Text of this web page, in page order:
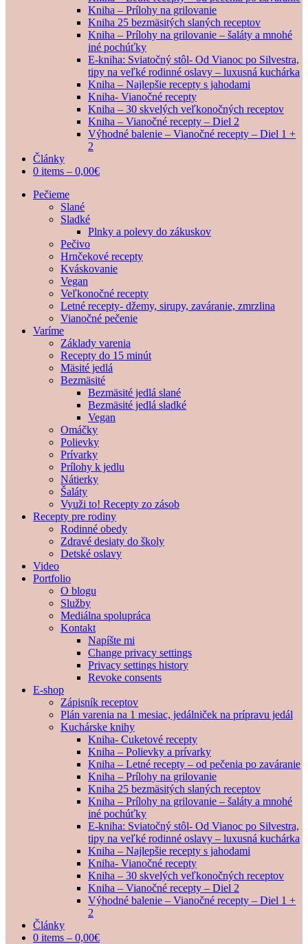
Kniha – Prílohy na grilovanie
Kniha 25 bezmäsitých slaných receptov
Kniha – Prílohy na grilovanie – šaláty a mnohé
iné pochúťky
E-kniha: Sviatočný stôl- Od Vianoc po Silvestra,
tipy na veľké rodinné oslavy – luxusná kuchárka
Kniha – Najlepšie recepty s jahodami
Kniha- Vianočné recepty
Kniha – 30 skvelých veľkonočných receptov
Kniha – Vianočné recepty – Diel 2
Výhodné balenie – Vianočné recepty – Diel 1 +
2
Články
0 items – 0,00€
Pečieme
Slané
Sladké
Plnky a polevy do zákuskov
Pečivo
Hrnčekové recepty
Kváskovanie
Vegan
Veľkonočné recepty
Letné recepty- džemy, sirupy, zaváranie, zmrzlina
Vianočné pečenie
Varíme
Základy varenia
Recepty do 15 minút
Mäsité jedlá
Bezmäsité
Bezmäsité jedlá slané
Bezmäsité jedlá sladké
Vegan
Omáčky
Polievky
Prívarky
Prílohy k jedlu
Nátierky
Šaláty
Využi to! Recepty zo zásob
Recepty pre rodiny
Rodinné obedy
Zdravé desiaty do školy
Detské oslavy
Video
Portfolio
O blogu
Služby
Mediálna spolupráca
Kontakt
Napíšte mi
Change privacy settings
Privacy settings history
Revoke consents
E-shop
Zápisník receptov
Plán varenia na 1 mesiac, jedálniček na prípravu jedál
Kuchárske knihy
Kniha- Cuketové recepty
Kniha – Polievky a prívarky
Kniha – Letné recepty – od pečenia po zaváranie
Kniha – Prílohy na grilovanie
Kniha 25 bezmäsitých slaných receptov
Kniha – Prílohy na grilovanie – šaláty a mnohé
iné pochúťky
E-kniha: Sviatočný stôl- Od Vianoc po Silvestra,
tipy na veľké rodinné oslavy – luxusná kuchárka
Kniha – Najlepšie recepty s jahodami
Kniha- Vianočné recepty
Kniha – 30 skvelých veľkonočných receptov
Kniha – Vianočné recepty – Diel 2
Výhodné balenie – Vianočné recepty – Diel 1 +
2
Články
0 items – 0,00€